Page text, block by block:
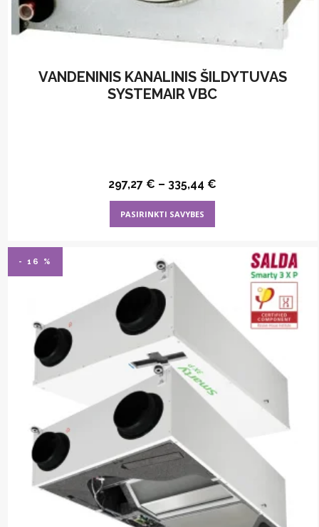
VANDENINIS KANALINIS ŠILDYTUVAS
SYSTEMAIR VBC
297,27 € – 335,44 €
PASIRINKTI SAVYBES
product
multiple
variants.
options
chosen
product
- 16 %